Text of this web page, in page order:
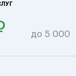
до 5 000